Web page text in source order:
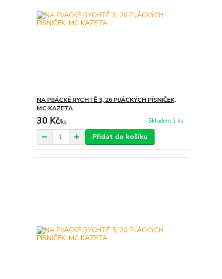
NA PIJÁCKÉ RYCHTĚ 3, 26 PIJÁCKÝCH PÍSNIČEK,
MC KAZETA
30 Kč/ks Skladem 1 ks
Přidat do košíku